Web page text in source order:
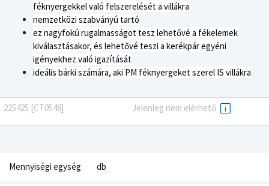
féknyergekkel való felszerelését a villákra
nemzetközi szabványú tartó
ez nagyfokú rugalmasságot tesz lehetővé a fékelemek
kiválasztásakor, és lehetővé teszi a kerékpár egyéni
igényekhez való igazítását
ideális bárki számára, aki PM féknyergeket szerel IS villákra
225425 [CT0548] Jelenleg nem elérhető
Mennyiségi egység db